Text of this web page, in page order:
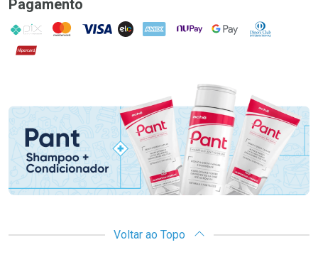
Pagamento
PIX MasterCard
VISA ELO AMEX NuPay Google PayDiners Club
Hipercard
Promoção em Destaque
Voltar ao Topo